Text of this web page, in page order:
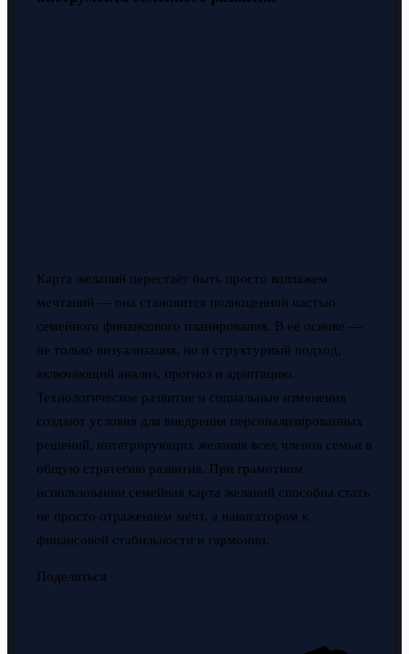
Карта желаний перестаёт быть просто коллажем
мечтаний — она становится полноценной частью
семейного финансового планирования. В её основе —
не только визуализация, но и структурный подход,
включающий анализ, прогноз и адаптацию.
Технологическое развитие и социальные изменения
создают условия для внедрения персонализированных
решений, интегрирующих желания всех членов семьи в
общую стратегию развития. При грамотном
использовании семейная карта желаний способна стать
не просто отражением мечт, а навигатором к
финансовой стабильности и гармонии.
Поделиться